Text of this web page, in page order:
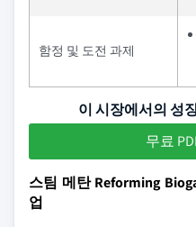
함정 및 도전 과제
이 시장에서의 성
무료
스팀 메탄 Reforming
업